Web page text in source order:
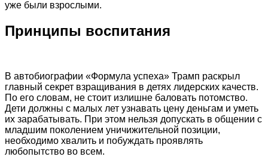
уже были взрослыми.
Принципы воспитания
В автобиографии «Формула успеха» Трамп раскрыл
главный секрет взращивания в детях лидерских качеств.
По его словам, не стоит излишне баловать потомство.
Дети должны с малых лет узнавать цену деньгам и уметь
их зарабатывать. При этом нельзя допускать в общении с
младшим поколением уничижительной позиции,
необходимо хвалить и побуждать проявлять
любопытство во всем.